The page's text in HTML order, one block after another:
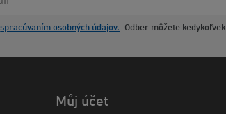
spracúvaním osobných údajov. Odber môžete kedykoľvek
Můj účet